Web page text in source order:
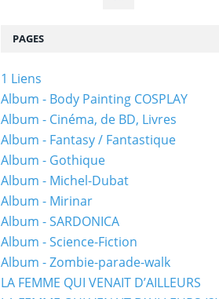
PAGES
1 Liens
Album - Body Painting COSPLAY
Album - Cinéma, de BD, Livres
Album - Fantasy / Fantastique
Album - Gothique
Album - Michel-Dubat
Album - Mirinar
Album - SARDONICA
Album - Science-Fiction
Album - Zombie-parade-walk
LA FEMME QUI VENAIT D’AILLEURS